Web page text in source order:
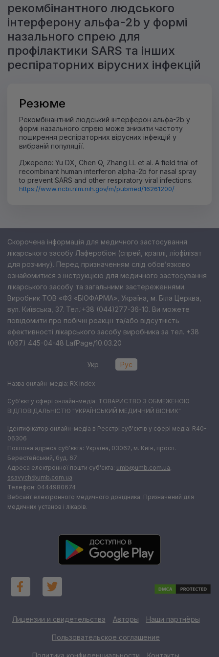
рекомбінантного людського
інтерферону альфа-2b у формі
назального спрею для
профілактики SARS та інших
респіраторних вірусних інфекцій
Резюме
Рекомбінантний людський інтерферон альфа-2b у
формі назального спрею може знизити частоту
поширення респіраторних вірусних інфекцій у
вибраній популяції.
Джерело: Yu DX, Chen Q, Zhang LL et al. A field trial of
recombinant human interferon alpha-2b for nasal spray
to prevent SARS and other respiratory viral infections.
https://www.ncbi.nlm.nih.gov/m/pubmed/16261200/
Скорочена інформація для медичного застосування
лікарського засобу Лаферобіон (спрей, краплі, ліофілізат
для розчину). Перед призначенням слід обов’язково
ознайомитися з інструкцією для медичного застосування
лікарського засобу та загальними застереженнями.
Виробник ТОВ «ФЗ «БІОФАРМА», Україна, м. Біла Церква,
вул. Київська, 37. Тел.:+38 (044)277-36-10. Ви можете
повідомити про побічні реакції та/або відсутність
ефективності лікарського засобу виробника за тел. +38
(067) 445-04-48 LafPage/10.03.20
Укр Рус
Назва онлайн-медіа: RX index
Суб'єкт у сфері онлайн-медіа: ТОВАРИСТВО З ОБМЕЖЕНОЮ
ВІДПОВІДАЛЬНІСТЮ "УКРАЇНСЬКИЙ МЕДИЧНИЙ ВІСНИК"
Ідентифікатор онлайн-медіа в Реєстрі суб'єктів у сфері медіа: R40-
06306
Поштова адреса суб'єкта: Україна, 03062, м. Київ, просп.
Берестейський, буд. 67
Адреса електронної пошти суб'єкта: umb@umb.com.ua,
ssavych@umb.com.ua
Телефон: 0444980674
Вебсайт електронного медичного довідника. Призначений для
медичних установ і лікарів.
Лицензии и свидетельства Авторы Наши партнёры
Пользовательское соглашение
Политика конфиденциальности Контакты